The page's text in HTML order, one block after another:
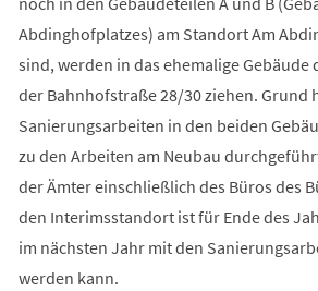
Abdinghofplatzes) am Standort Am
sind, werden in das ehemalige Gebäude
der Bahnhofstraße 28/30 ziehen. Grund
Sanierungsarbeiten in den beiden
zu den Arbeiten am Neubau
der Ämter einschließlich des Büros des
den Interimsstandort ist für Ende des
im nächsten Jahr mit den
werden kann.